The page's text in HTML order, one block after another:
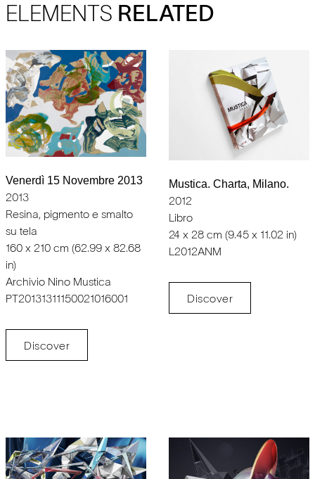
ELEMENTS RELATED
Venerdì 15 Novembre 2013
2013
Resina, pigmento e smalto
su tela
160 x 210 cm (62.99 x 82.68
in)
Archivio Nino Mustica
PT20131311150021016001
Discover
Mustica. Charta, Milano.
2012
Libro
24 x 28 cm (9.45 x 11.02 in)
L2012ANM
Discover